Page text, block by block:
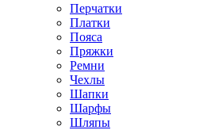
Перчатки
Платки
Пояса
Пряжки
Ремни
Чехлы
Шапки
Шарфы
Шляпы